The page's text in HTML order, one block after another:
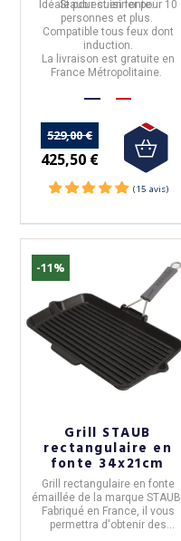
Staub esten fonte.
Idéale pour cuisiner pour 10
personnes et plus.
Compatibletous feux dont
induction.
La livraison est gratuite en
France Métropolitaine.
529,00 €
425,50 €
-11%
Grill STAUB
rectangulaire en
fonte 34x21cm
Grill rectangulaireen fonte
émaillée de la marqueSTAUB
Fabriqué en France, il vous
permettra d'obtenir des